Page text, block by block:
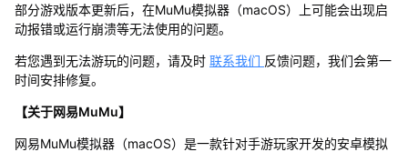
部分游戏版本更新后，在MuMu模拟器（macOS）上可能会出现启
动报错或运行崩溃等无法使用的问题。
若您遇到无法游玩的问题，请及时 联系我们 反馈问题，我们会第一
时间安排修复。
【关于网易MuMu】
网易MuMu模拟器（macOS）是一款针对手游玩家开发的安卓模拟